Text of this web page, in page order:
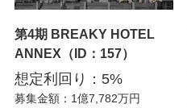
第4期 BREAKY HOTEL
ANNEX（ID：157）
想定利回り：5%
募集金額：1億7,782万円